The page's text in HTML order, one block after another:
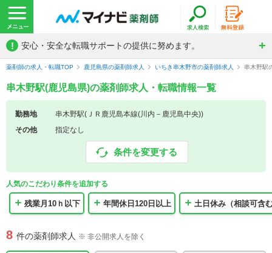
! 安心・安全な転職サポートの提供に努めます。
薬剤師の求人・転職TOP 鹿児島県の薬剤師求人 いちき串木野市の薬剤師求人 串木野駅
串木野駅(鹿児島県)の薬剤師求人・転職情報一覧
勤務地
串木野駅(ＪＲ鹿児島本線(川内－鹿児島中央))
その他
指定なし
条件を変更する
人気のこだわり条件を追加する
残業月10ｈ以下 年間休日120日以上 土日休み（相談可含
8 件の薬剤師求人 ※ 非公開求人を除く